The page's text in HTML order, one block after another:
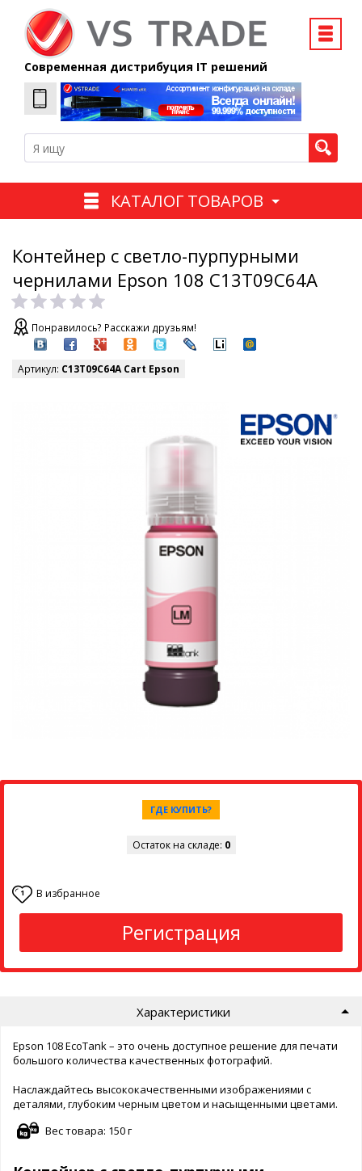
Современная дистрибуция IT решений
КАТАЛОГ ТОВАРОВ
Контейнер с светло-пурпурными
чернилами Epson 108 C13T09C64A
Понравилось? Расскажи друзьям!
Артикул: C13T09C64A Cart Epson
ГДЕ КУПИТЬ?
Остаток на складе: 0
1 В избранное
Регистрация
Характеристики
Epson 108 EcoTank – это очень доступное решение для печати
большого количества качественных фотографий.
Наслаждайтесь высококачественными изображениями с
деталями, глубоким черным цветом и насыщенными цветами.
Вес товара: 150 г